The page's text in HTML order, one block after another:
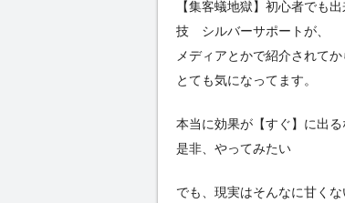
【集客蟻地獄】初心者でも
技 シルバーサポートが、
メディアとかで紹介されてか
とても気になってます。
本当に効果が【すぐ】に出る
是非、やってみたい
でも、現実はそんなに甘くな